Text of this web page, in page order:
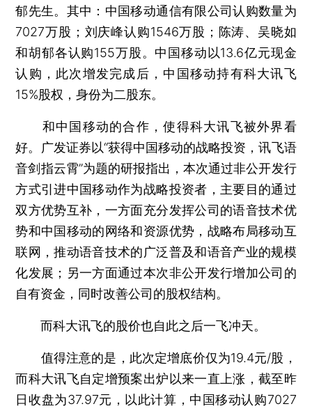
郁先生。其中：中国移动通信有限公司认购数量为
7027万股；刘庆峰认购1546万股；陈涛、吴晓如
和胡郁各认购155万股。中国移动以13.6亿元现金
认购，此次增发完成后，中国移动持有科大讯飞
15%股权，身份为二股东。
和中国移动的合作，使得科大讯飞被外界看
好。广发证券以“获得中国移动的战略投资，讯飞语
音剑指云霄”为题的研报指出，本次通过非公开发行
方式引进中国移动作为战略投资者，主要目的通过
双方优势互补，一方面充分发挥公司的语音技术优
势和中国移动的网络和资源优势，战略布局移动互
联网，推动语音技术的广泛普及和语音产业的规模
化发展；另一方面通过本次非公开发行增加公司的
自有资金，同时改善公司的股权结构。
而科大讯飞的股价也自此之后一飞冲天。
值得注意的是，此次定增底价仅为19.4元/股，
而科大讯飞自定增预案出炉以来一直上涨，截至昨
日收盘为37.97元，以此计算，中国移动认购7027